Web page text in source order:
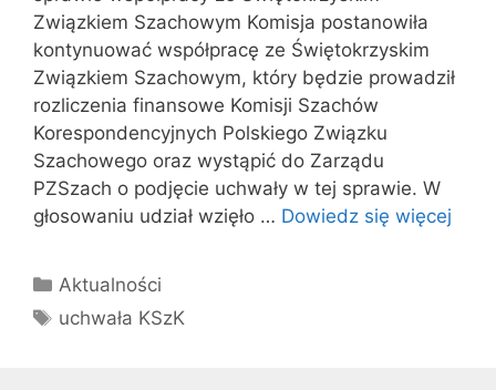
Związkiem Szachowym Komisja postanowiła
kontynuować współpracę ze Świętokrzyskim
Związkiem Szachowym, który będzie prowadził
rozliczenia finansowe Komisji Szachów
Korespondencyjnych Polskiego Związku
Szachowego oraz wystąpić do Zarządu
PZSzach o podjęcie uchwały w tej sprawie. W
głosowaniu udział wzięło … Dowiedz się więcej
Kategorie
Aktualności
Tagi
uchwała KSzK